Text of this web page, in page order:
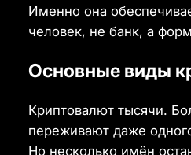
Именно она
человек, не банк, а
Основные виды
Криптовалют тысячи.
переживают даже
Но несколько имён